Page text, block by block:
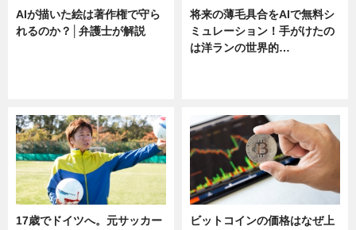
AIが描いた絵は著作権で守ら
れるのか？│弁護士が解説
将来の薄毛具合をAIで無料シ
ミュレーション！手がけたの
は洋ランの世界的…
17歳でドイツへ。元サッカー
ビットコインの価格はなぜ上